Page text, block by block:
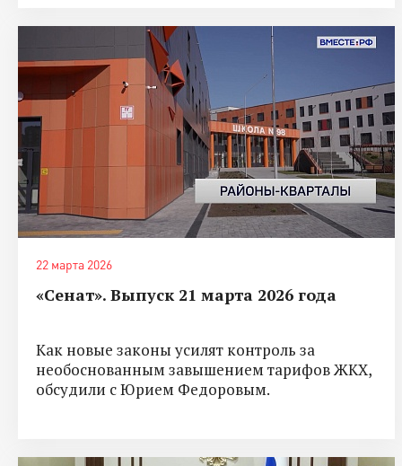
22 марта 2026
«Сенат». Выпуск 21 марта 2026 года
Как новые законы усилят контроль за
необоснованным завышением тарифов ЖКХ,
обсудили с Юрием Федоровым.